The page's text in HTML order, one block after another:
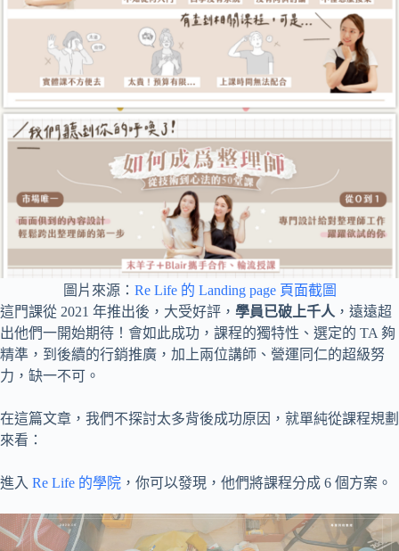
圖片來源： Re Life 的 Landing page 頁面截圖
這門課從 2021 年推出後，大受好評， 學員已破上千人 ，遠遠超
出他們一開始期待！會如此成功，課程的獨特性、選定的 TA 夠
精準，到後續的行銷推廣，加上兩位講師、營運同仁的超級努
力，缺一不可。
在這篇文章，我們不探討太多背後成功原因，就單純從課程規劃
來看：
進入 Re Life 的學院 ，你可以發現，他們將課程分成 6 個方案。